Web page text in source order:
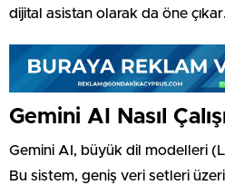
dijital asistan olarak da öne çıkar.
Gemini AI Nasıl
Gemini AI, büyük dil modelleri
Bu sistem, geniş veri setleri